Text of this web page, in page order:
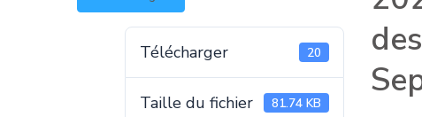
Télécharger 20
Taille du fichier 81.74 KB